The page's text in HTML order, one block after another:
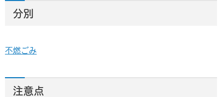
分別
不燃ごみ
注意点